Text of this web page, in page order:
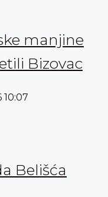
manjine
Bizovac
10:07
Belišća